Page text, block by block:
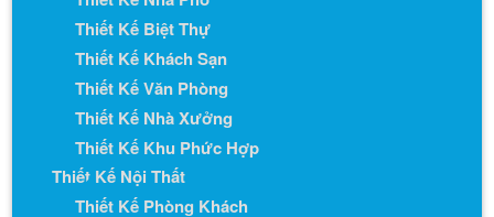
Thiết Kế Biệt Thự
Thiết Kế Khách Sạn
Thiết Kế Văn Phòng
Thiết Kế Nhà Xưởng
Thiết Kế Khu Phức Hợp
Thiết Kế Nội Thất
Thiết Kế Phòng Khách